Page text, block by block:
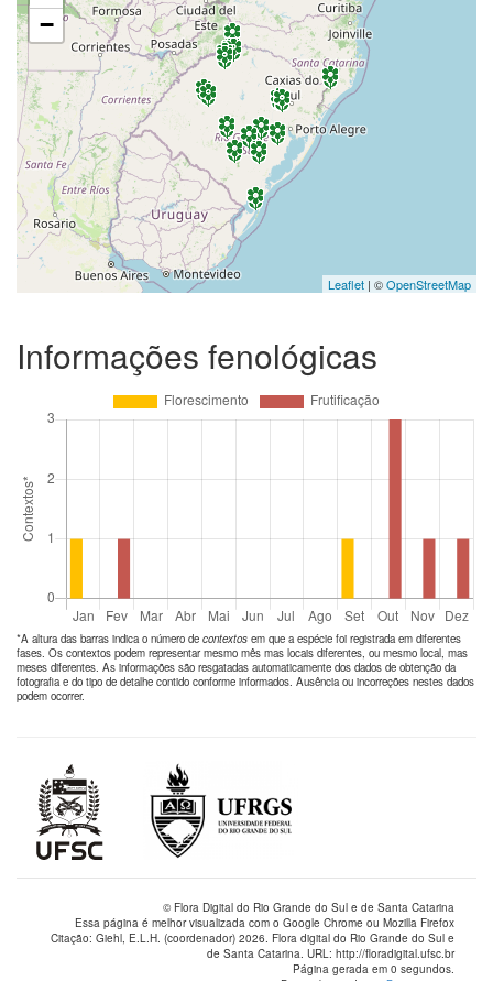
−
Leaflet | ©OpenStreetMap
Informações fenológicas
*A altura das barras indica o número de contextos em que a espécie foi registrada em diferentes
fases. Os contextos podem representar mesmo mês mas locais diferentes, ou mesmo local, mas
meses diferentes. As informações são resgatadas automaticamente dos dados de obtenção da
fotografia e do tipo de detalhe contido conforme informados. Ausência ou incorreções nestes dados
podem ocorrer.
© Flora Digital do Rio Grande do Sul e de Santa Catarina
Essa página é melhor visualizada com o Google Chrome ou Mozilla Firefox
Citação: Giehl, E.L.H. (coordenador) 2026. Flora digital do Rio Grande do Sul e
de Santa Catarina. URL: http://floradigital.ufsc.br
Página gerada em 0 segundos.